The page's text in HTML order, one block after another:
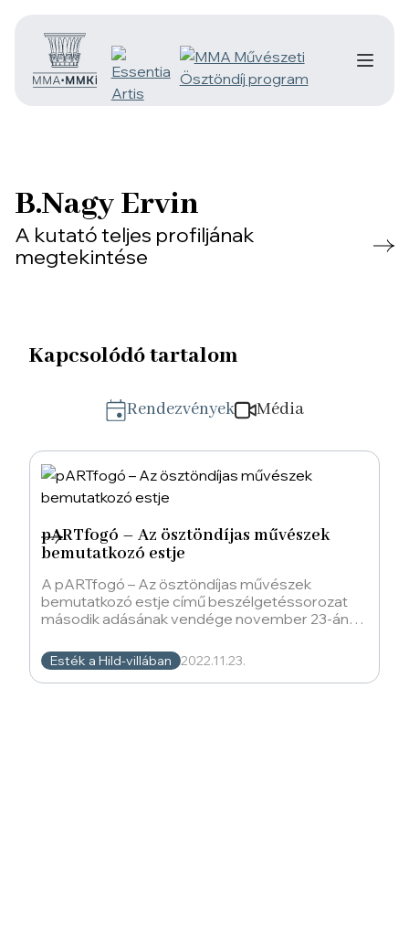
B.Nagy Ervin
A kutató teljes profiljának
megtekintése
Kapcsolódó tartalom
Rendezvények Média
pARTfogó – Az ösztöndíjas művészek
bemutatkozó estje
A pARTfogó – Az ösztöndíjas művészek
bemutatkozó estje című beszélgetéssorozat
második adásának vendége november 23-án
Esték a Hild-villában 2022.11.23.